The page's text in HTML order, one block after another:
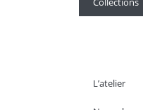
L’atelier